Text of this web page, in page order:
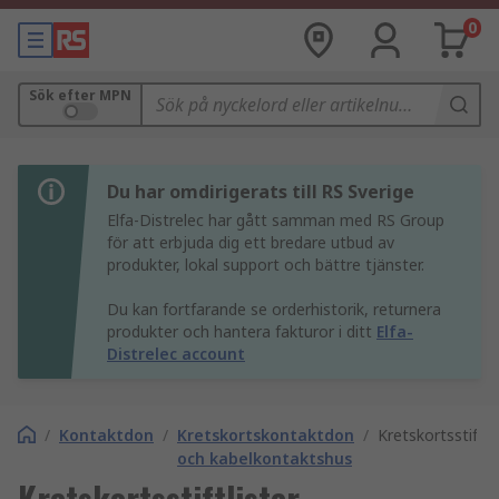
0
Sök efter MPN
Du har omdirigerats till RS Sverige
Elfa-Distrelec har gått samman med RS Group
för att erbjuda dig ett bredare utbud av
produkter, lokal support och bättre tjänster.
Du kan fortfarande se orderhistorik, returnera
produkter och hantera fakturor i ditt Elfa-
Distrelec account
/ Kontaktdon / Kretskortskontaktdon
och kabelkontaktshus
/